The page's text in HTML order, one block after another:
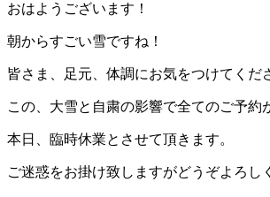
おはようございます！
朝からすごい雪ですね！
皆さま、足元、体調にお気をつけてくだ
この、大雪と自粛の影響で全てのご予約
本日、臨時休業とさせて頂きます。
ご迷惑をお掛け致しますがどうぞよろし